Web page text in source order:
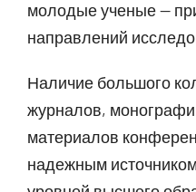
молодые ученые —
направлений
Наличие большого
журналов,
материалов
надежным